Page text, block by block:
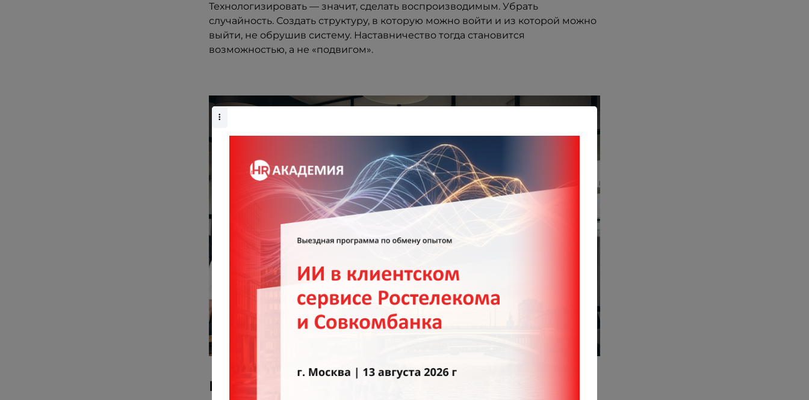
Технологизировать — значит, сделать воспроизводимым. Убрать
случайность. Создать структуру, в которую можно войти и из которой можно
выйти, не обрушив систему. Наставничество тогда становится
возможностью, а не «подвигом».
Шаг 3. Объясняем, кто такой наставник